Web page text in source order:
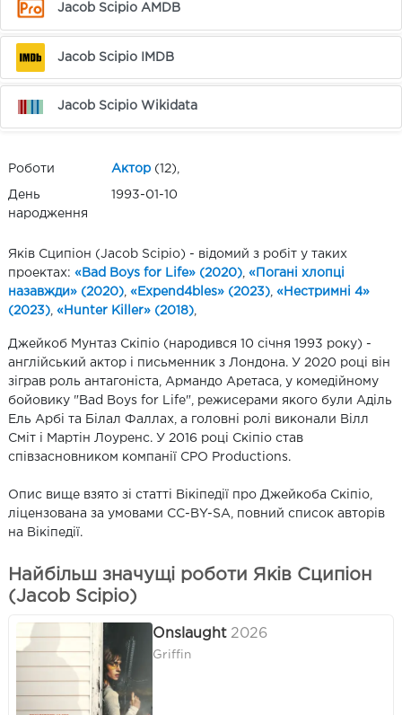
Jacob Scipio AMDB
Jacob Scipio IMDB
Jacob Scipio Wikidata
Роботи Актор (12),
День
народження
1993-01-10
Яків Сципіон (Jacob Scipio) - відомий з робіт у таких
проектах: «Bad Boys for Life» (2020) «Погані хлопці
назавжди» (2020) «Expend4bles» (2023) «Нестримні 4»
(2023) «Hunter Killer» (2018)
Джейкоб Мунтаз Скіпіо (народився 10 січня 1993 року) -
англійський актор і письменник з Лондона. У 2020 році він
зіграв роль антагоніста, Армандо Аретаса, у комедійному
бойовику "Bad Boys for Life", режисерами якого були Аділь
Ель Арбі та Білал Фаллах, а головні ролі виконали Вілл
Сміт і Мартін Лоуренс. У 2016 році Скіпіо став
співзасновником компанії CPO Productions.
Опис вище взято зі статті Вікіпедії про Джейкоба Скіпіо,
ліцензована за умовами CC-BY-SA, повний список авторів
на Вікіпедії.
Найбільш значущі роботи Яків Сципіон
(Jacob Scipio)
Onslaught 2026
Griffin